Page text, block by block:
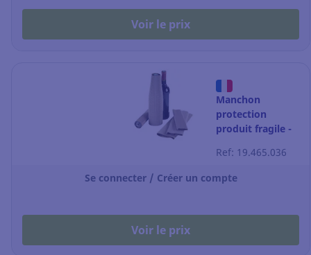
Voir le prix
Manchon
protection
produit fragile -
L600mm - ep
2cm - la boîte de
100
Ref: 19.465.036
Se connecter / Créer un compte
Voir le prix